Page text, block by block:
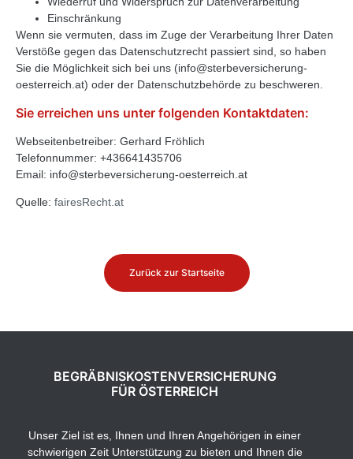
Einschränkung
Wenn sie vermuten, dass im Zuge der Verarbeitung Ihrer Daten
Verstöße gegen das Datenschutzrecht passiert sind, so haben
Sie die Möglichkeit sich bei uns (info@sterbeversicherung-
oesterreich.at) oder der Datenschutzbehörde zu beschweren.
Sie erreichen uns unter folgenden Kontaktdaten:
Webseitenbetreiber: Gerhard Fröhlich
Telefonnummer: +436641435706
Email: info@sterbeversicherung-oesterreich.at
Quelle: fairesRecht.at
Zurück zur Startseite
BEGRÄBNISKOSTENVERSICHERUNG
FÜR ÖSTERREICH
Unser Ziel ist es, Ihnen und Ihren Angehörigen in einer
schwierigen Zeit Unterstützung zu bieten und Ihnen die